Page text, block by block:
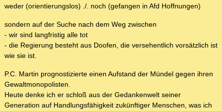
weder (orientierungslos) ./. noch (gefangen in Afd Hoffnungen)
sondern auf der Suche nach dem Weg zwischen
- wir sind langfristig alle tot
- die Regierung besteht aus Doofen, die versehentlich vorsätzlich ist
wie sie ist.
P.C. Martin prognostizierte einen Aufstand der Mündel gegen ihren
Gewaltmonopolisten.
Heute denke ich er schloß aus der Gedankenwelt seiner
Generation auf Handlungsfähigkeit zukünftiger Menschen, was ich